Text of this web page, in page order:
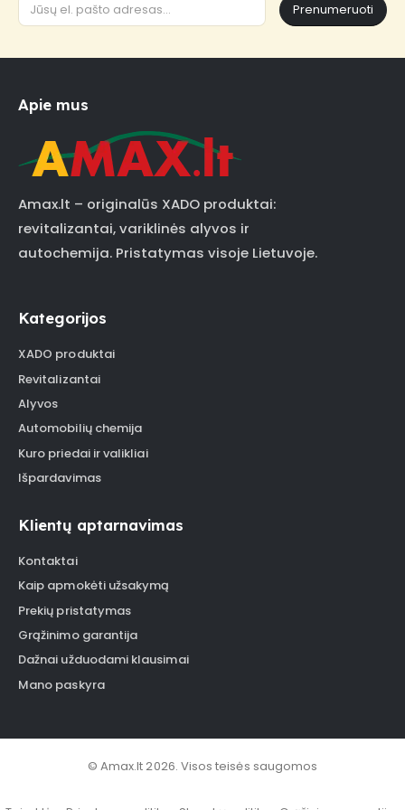
Prenumeruoti
Apie mus
Amax.lt – originalūs XADO produktai:
revitalizantai, variklinės alyvos ir
autochemija. Pristatymas visoje Lietuvoje.
Kategorijos
XADO produktai
Revitalizantai
Alyvos
Automobilių chemija
Kuro priedai ir valikliai
Išpardavimas
Klientų aptarnavimas
Kontaktai
Kaip apmokėti užsakymą
Prekių pristatymas
Grąžinimo garantija
Dažnai užduodami klausimai
Mano paskyra
© Amax.lt 2026. Visos teisės saugomos